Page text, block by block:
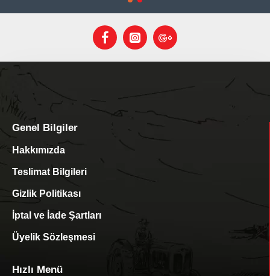
Genel Bilgiler
Hakkımızda
Teslimat Bilgileri
Gizlik Politikası
İptal ve İade Şartları
Üyelik Sözleşmesi
Hızlı Menü